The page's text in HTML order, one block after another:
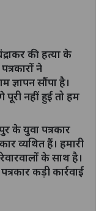
की हत्या के
ने
ज्ञापन सौंपा है।
पूरी नहीं हुई तो हम
के युवा पत्रकार
व्यथित हैं। हमारी
के साथ है।
कड़ी कार्रवाई